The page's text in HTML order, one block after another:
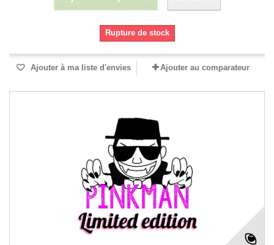
Rupture de stock
Ajouter à ma liste d'envies Ajouter au comparateur